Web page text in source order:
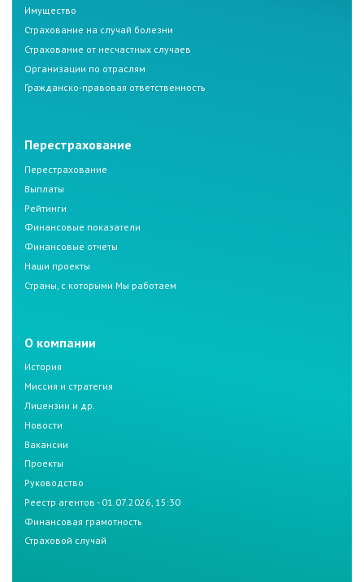
Имущество
Страхование на случай болезни
Страхование от несчастных случаев
Организации по отраслям
Гражданско-правовая ответственность
Перестрахование
Перестрахование
Выплаты
Рейтинги
Финансовые показатели
Финансовые отчеты
Наши проекты
Страны, с которыми Мы работаем
О компании
История
Миссия и стратегия
Лицензии и др.
Новости
Вакансии
Проекты
Руководство
Реестр агентов - 01.07.2026, 15:30
Финансовая грамотность
Страховой случай